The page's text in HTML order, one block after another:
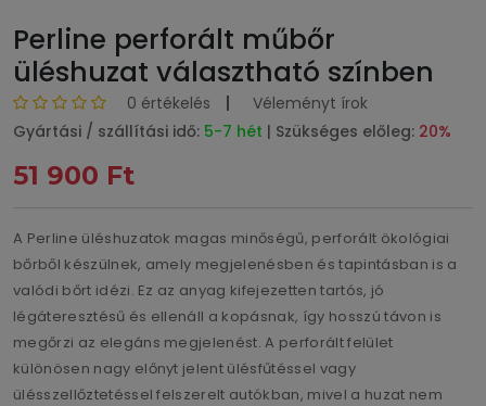
Perline perforált műbőr
üléshuzat választható színben
0 értékelés
Véleményt írok
Gyártási / szállítási idő: 5-7 hét | Szükséges előleg: 20%
51 900 Ft
A Perline üléshuzatok magas minőségű, perforált ökológiai
bőrből készülnek, amely megjelenésben és tapintásban is a
valódi bőrt idézi. Ez az anyag kifejezetten tartós, jó
légáteresztésű és ellenáll a kopásnak, így hosszú távon is
megőrzi az elegáns megjelenést. A perforált felület
különösen nagy előnyt jelent ülésfűtéssel vagy
ülésszellőztetéssel felszerelt autókban, mivel a huzat nem